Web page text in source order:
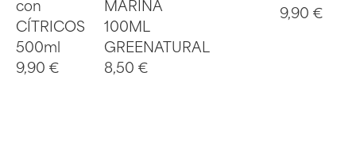
con
CÍTRICOS
500ml
9,90 €
MARINA
100ML
GREENATURAL
8,50 €
9,90 €